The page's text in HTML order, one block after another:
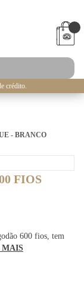
crédito.
- BRANCO
FIOS
600 fios, tem
MAIS